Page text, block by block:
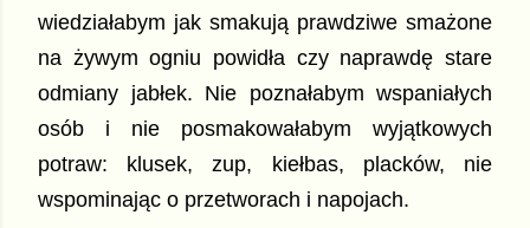
wiedziałabym jak smakują prawdziwe smażone
na żywym ogniu powidła czy naprawdę stare
odmiany jabłek. Nie poznałabym wspaniałych
osób i nie posmakowałabym wyjątkowych
potraw: klusek, zup, kiełbas, placków, nie
wspominając o przetworach i napojach.